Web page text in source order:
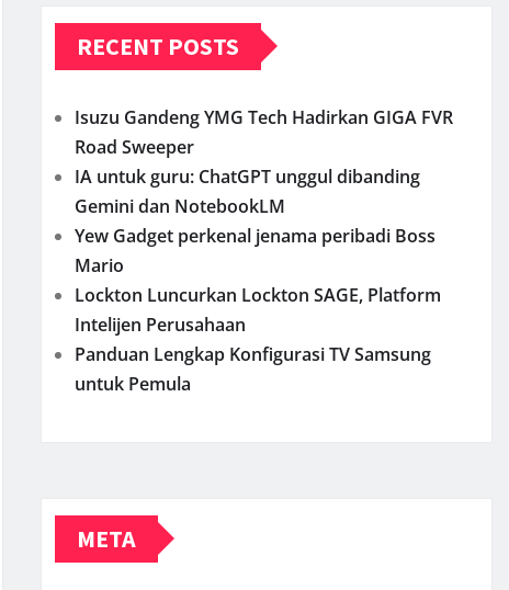
RECENT POSTS
Isuzu Gandeng YMG Tech Hadirkan GIGA FVR
Road Sweeper
IA untuk guru: ChatGPT unggul dibanding
Gemini dan NotebookLM
Yew Gadget perkenal jenama peribadi Boss
Mario
Lockton Luncurkan Lockton SAGE, Platform
Intelijen Perusahaan
Panduan Lengkap Konfigurasi TV Samsung
untuk Pemula
META